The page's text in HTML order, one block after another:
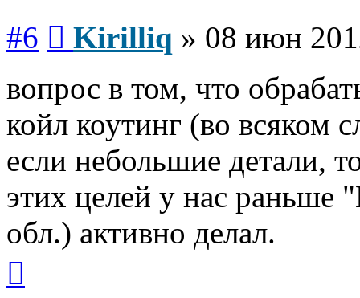
#6 Kirilliq » 08 июн
вопрос в том, что
койл коутинг (во всяком
если небольшие детали,
этих целей у нас
обл.) активно делал.
началу